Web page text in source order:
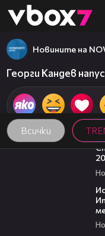
👾
Всички
Новините на
Георги Кандев
03:46